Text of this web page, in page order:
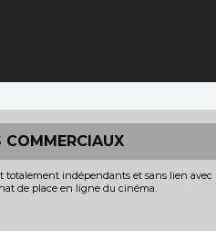
COMMERCIAUX
totalement indépendants et sans lien avec
de place en ligne du cinéma.